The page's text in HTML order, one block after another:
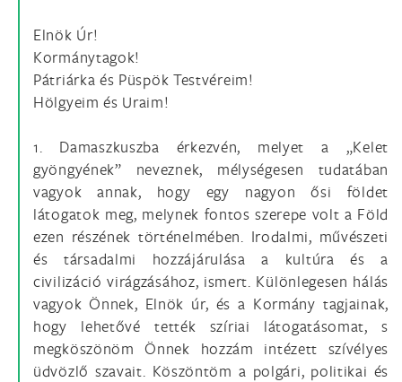
Elnök Úr!
Kormánytagok!
Pátriárka és Püspök Testvéreim!
Hölgyeim és Uraim!
1. Damaszkuszba érkezvén, melyet a „Kelet
gyöngyének” neveznek, mélységesen tudatában
vagyok annak, hogy egy nagyon ősi földet
látogatok meg, melynek fontos szerepe volt a Föld
ezen részének történelmében. Irodalmi, művészeti
és társadalmi hozzájárulása a kultúra és a
civilizáció virágzásához, ismert. Különlegesen hálás
vagyok Önnek, Elnök úr, és a Kormány tagjainak,
hogy lehetővé tették szíriai látogatásomat, s
megköszönöm Önnek hozzám intézett szívélyes
üdvözlő szavait. Köszöntöm a polgári, politikai és